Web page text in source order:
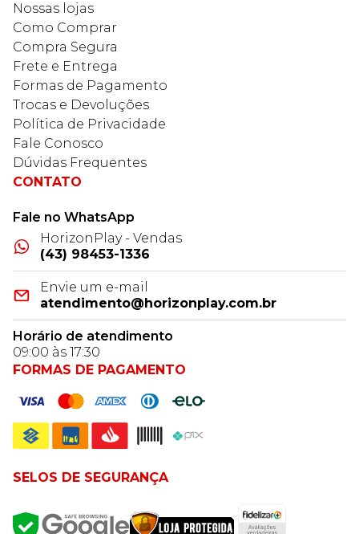
Nossas lojas
Como Comprar
Compra Segura
Frete e Entrega
Formas de Pagamento
Trocas e Devoluções
Política de Privacidade
Fale Conosco
Dúvidas Frequentes
CONTATO
Fale no WhatsApp
HorizonPlay - Vendas
(43) 98453-1336
Envie um e-mail
atendimento@horizonplay.com.br
Horário de atendimento
09:00 às 17:30
FORMAS DE PAGAMENTO
SELOS DE SEGURANÇA